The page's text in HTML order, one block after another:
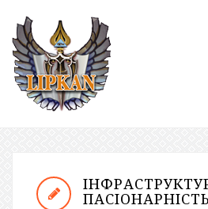
ПАСІОНАРНІСТЬ